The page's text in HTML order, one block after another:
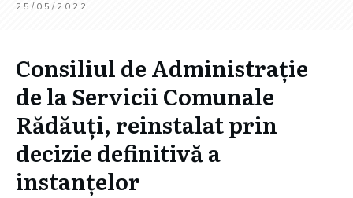
25/05/2022
Consiliul de Administrație
de la Servicii Comunale
Rădăuți, reinstalat prin
decizie definitivă a
instanțelor